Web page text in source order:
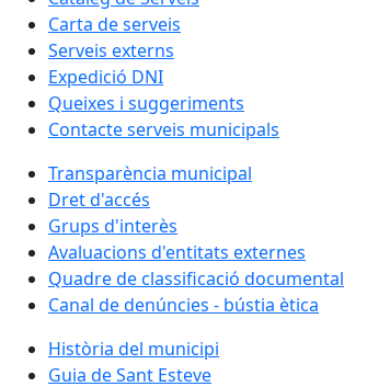
Carta de serveis
Serveis externs
Expedició DNI
Queixes i suggeriments
Contacte serveis municipals
Transparència municipal
Dret d'accés
Grups d'interès
Avaluacions d'entitats externes
Quadre de classificació documental
Canal de denúncies - bústia ètica
Història del municipi
Guia de Sant Esteve